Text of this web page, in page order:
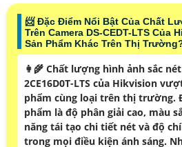
📨 Đặc Điểm Nổi Bật Của Chất
Trên Camera DS-CEDT-LTS Của
Sản Phẩm Khác Trên Thị
👩‍🌾 Chất lượng hình ảnh sắc
2CE16D0T-LTS của Hikvision
phẩm cùng loại trên thị trường.
phẩm là độ phân giải cao, màu
năng tái tạo chi tiết nét và độ
trong mọi điều kiện ánh sáng.